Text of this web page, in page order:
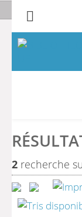
2 recherche